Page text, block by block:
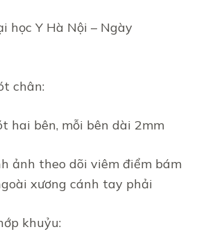
học Y Hà Nội – Ngày
chân:
hai bên, mỗi bên dài 2mm
ảnh theo dõi viêm điểm bám
xương cánh tay phải
khuỷu: